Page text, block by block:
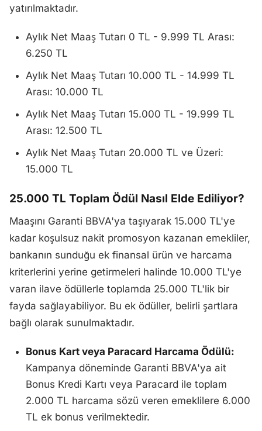
yatırılmaktadır.
Aylık Net Maaş Tutarı 0 TL - 9.999 TL Arası:
6.250 TL
Aylık Net Maaş Tutarı 10.000 TL - 14.999 TL
Arası: 10.000 TL
Aylık Net Maaş Tutarı 15.000 TL - 19.999 TL
Arası: 12.500 TL
Aylık Net Maaş Tutarı 20.000 TL ve Üzeri:
15.000 TL
25.000 TL Toplam Ödül Nasıl Elde Ediliyor?
Maaşını Garanti BBVA'ya taşıyarak 15.000 TL'ye
kadar koşulsuz nakit promosyon kazanan emekliler,
bankanın sunduğu ek finansal ürün ve harcama
kriterlerini yerine getirmeleri halinde 10.000 TL'ye
varan ilave ödüllerle toplamda 25.000 TL'lik bir
fayda sağlayabiliyor. Bu ek ödüller, belirli şartlara
bağlı olarak sunulmaktadır.
Bonus Kart veya Paracard Harcama Ödülü:
Kampanya döneminde Garanti BBVA'ya ait
Bonus Kredi Kartı veya Paracard ile toplam
2.000 TL harcama sözü veren emeklilere 6.000
TL ek bonus verilmektedir.